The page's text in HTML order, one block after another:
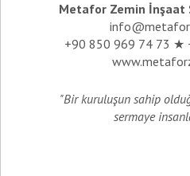
Metafor Zemin İnşaat
+90 850 969 74 73 ★
"Bir kuruluşun sahip
sermaye